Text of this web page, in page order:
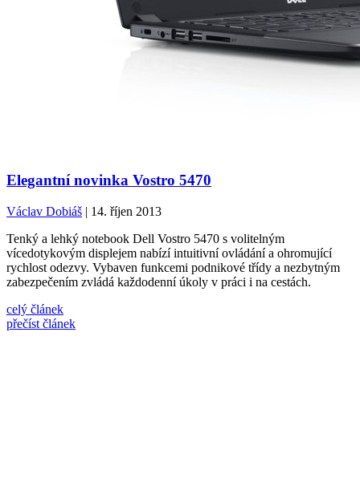
Elegantní novinka Vostro 5470
Václav Dobiáš | 14. říjen 2013
Tenký a lehký notebook Dell Vostro 5470 s volitelným
vícedotykovým displejem nabízí intuitivní ovládání a ohromující
rychlost odezvy. Vybaven funkcemi podnikové třídy a nezbytným
zabezpečením zvládá každodenní úkoly v práci i na cestách.
celý článek
přečíst článek